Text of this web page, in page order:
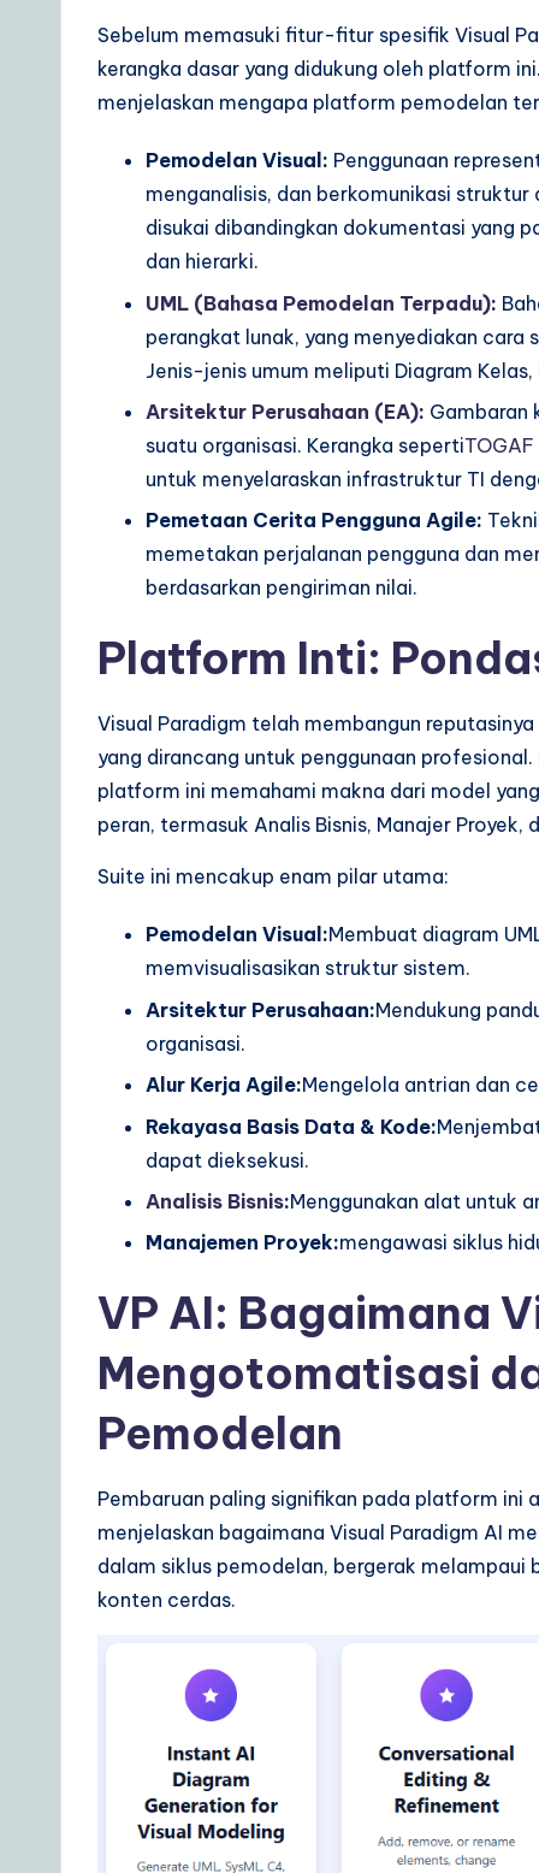
lu
Sebelum memasuki fitur-fitur spesifik Visual
kerangka dasar yang didukung oleh platform
menjelaskan mengapa platform pemodelan
Pemodelan Visual: Penggunaan
menganalisis, dan berkomunikasi
disukai dibandingkan dokumentasi yang
dan hierarki.
UML (Bahasa Pemodelan Terpadu):
perangkat lunak, yang menyediakan cara
Jenis-jenis umum meliputi Diagram
Arsitektur Perusahaan (EA): Gambaran
suatu organisasi. Kerangka seperti
untuk menyelaraskan infrastruktur TI
Pemetaan Cerita Pengguna Agile:
memetakan perjalanan pengguna dan
berdasarkan pengiriman nilai.
Platform Inti:
Visual Paradigm telah membangun
yang dirancang untuk penggunaan
platform ini memahami makna dari model
peran, termasuk Analis Bisnis, Manajer Proyek,
Suite ini mencakup enam pilar utama:
Pemodelan Visual:Membuat diagram
memvisualisasikan struktur sistem.
Arsitektur Perusahaan:Mendukung
organisasi.
Alur Kerja Agile:Mengelola antrian dan
Rekayasa Basis Data & Kode:
dapat dieksekusi.
Analisis Bisnis:Menggunakan alat untuk
Manajemen Proyek:mengawasi siklus
VP AI: Bagaimana
Mengotomatisasi
Pemodelan
Pembaruan paling signifikan pada platform ini
menjelaskan bagaimana Visual Paradigm AI
dalam siklus pemodelan, bergerak melampaui
konten cerdas.